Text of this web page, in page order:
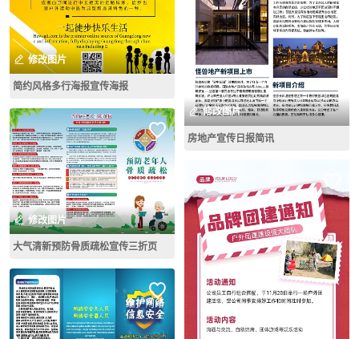
修改图片
简约风格多行海报宣传海报
修改图片
大气清新预防骨质疏松宣传三折页
修改图片
房地产宣传日报简讯